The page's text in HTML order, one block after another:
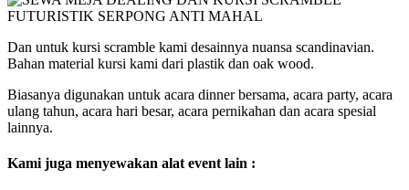
Dan untuk kursi scramble kami desainnya nuansa scandinavian.
Bahan material kursi kami dari plastik dan oak wood.
Biasanya digunakan untuk acara dinner bersama, acara party, acara
ulang tahun, acara hari besar, acara pernikahan dan acara spesial
lainnya.
Kami juga menyewakan alat event lain :